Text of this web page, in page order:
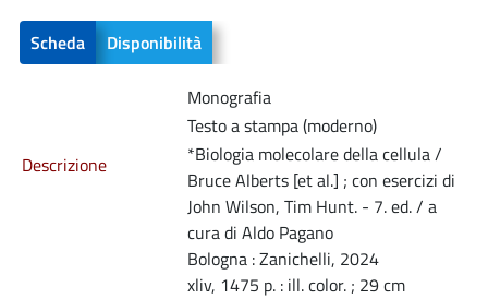
Scheda Disponibilità
Monografia
Testo a stampa (moderno)
Descrizione
*Biologia molecolare della cellula /
Bruce Alberts [et al.] ; con esercizi di
John Wilson, Tim Hunt. - 7. ed. / a
cura di Aldo Pagano
Bologna : Zanichelli, 2024
xliv, 1475 p. : ill. color. ; 29 cm